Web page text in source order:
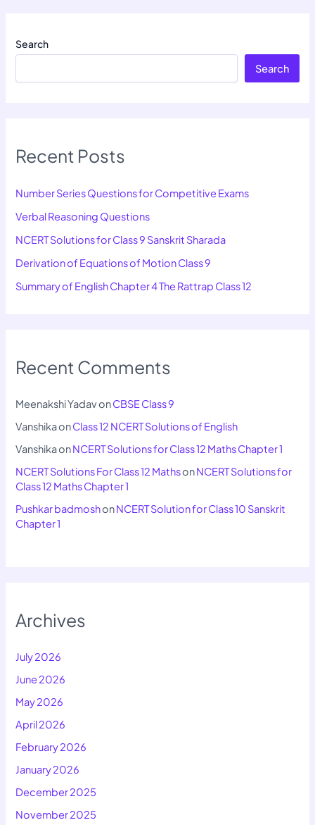
Search
Search
Recent Posts
Number Series Questions for Competitive Exams
Verbal Reasoning Questions
NCERT Solutions for Class 9 Sanskrit Sharada
Derivation of Equations of Motion Class 9
Summary of English Chapter 4 The Rattrap Class 12
Recent Comments
Meenakshi YadavonCBSE Class 9
VanshikaonClass 12 NCERT Solutions of English
VanshikaonNCERT Solutions for Class 12 Maths Chapter 1
NCERT Solutions For Class 12 MathsonNCERT Solutions for
Class 12 Maths Chapter 1
Pushkar badmoshonNCERT Solution for Class 10 Sanskrit
Chapter 1
Archives
July 2026
June 2026
May 2026
April 2026
February 2026
January 2026
December 2025
November 2025